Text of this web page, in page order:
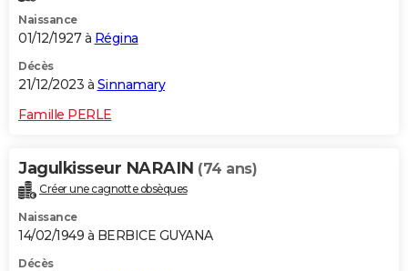
Naissance
01/12/1927 à Régina
Décès
21/12/2023 à Sinnamary
Famille PERLE
Jagulkisseur NARAIN (74 ans)
Créer une cagnotte obsèques
Naissance
14/02/1949 à BERBICE GUYANA
Décès